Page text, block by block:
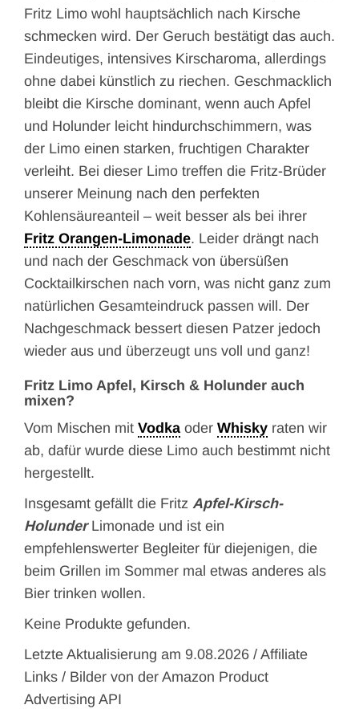
Fritz Limo wohl hauptsächlich nach Kirsche
schmecken wird. Der Geruch bestätigt das auch.
Eindeutiges, intensives Kirscharoma, allerdings
ohne dabei künstlich zu riechen. Geschmacklich
bleibt die Kirsche dominant, wenn auch Apfel
und Holunder leicht hindurchschimmern, was
der Limo einen starken, fruchtigen Charakter
verleiht. Bei dieser Limo treffen die Fritz-Brüder
unserer Meinung nach den perfekten
Kohlensäureanteil – weit besser als bei ihrer
Fritz Orangen-Limonade. Leider drängt nach
und nach der Geschmack von übersüßen
Cocktailkirschen nach vorn, was nicht ganz zum
natürlichen Gesamteindruck passen will. Der
Nachgeschmack bessert diesen Patzer jedoch
wieder aus und überzeugt uns voll und ganz!
Fritz Limo Apfel, Kirsch & Holunder auch
mixen?
Vom Mischen mit Vodkaoder Whisky raten wir
ab, dafür wurde diese Limo auch bestimmt nicht
hergestellt.
Insgesamt gefällt die Fritz Apfel-Kirsch-
HolunderLimonade und ist ein
empfehlenswerter Begleiter für diejenigen, die
beim Grillen im Sommer mal etwas anderes als
Bier trinken wollen.
Keine Produkte gefunden.
Letzte Aktualisierung am 9.08.2026 / Affiliate
Links / Bilder von der Amazon Product
Advertising API